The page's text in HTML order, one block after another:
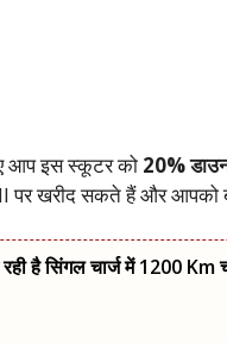
आप इस स्कूटर को 20%
पर खरीद सकते हैं और आपको
है सिंगल चार्ज में 1200 Km